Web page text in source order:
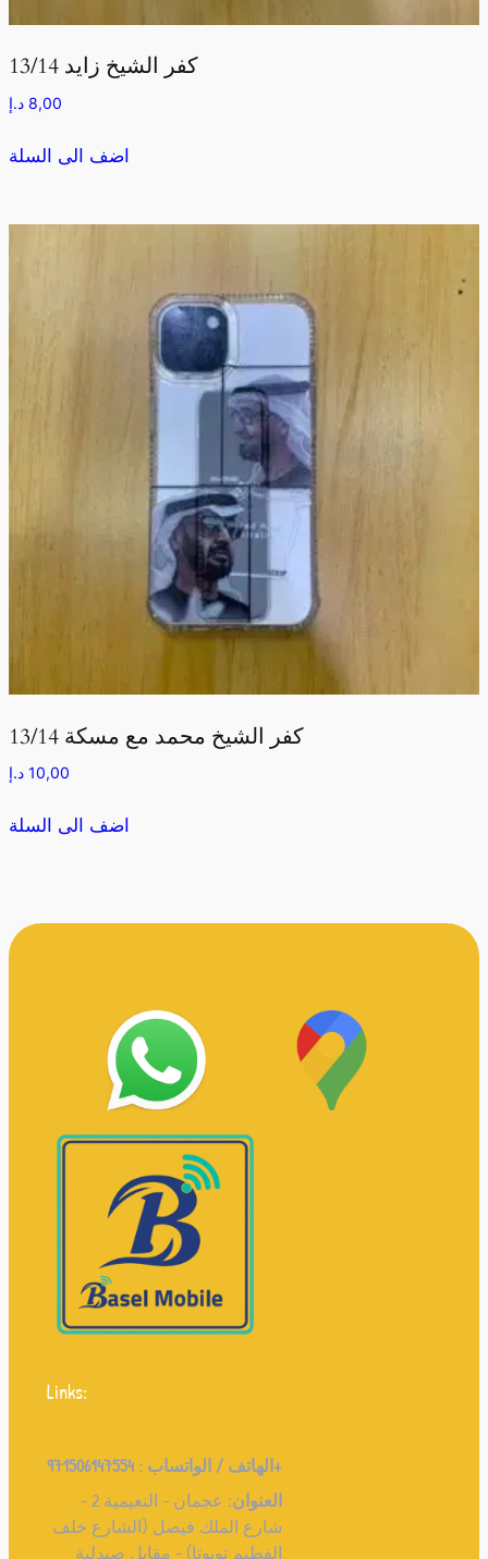
كفر الشيخ زايد 13/14
8,00 د.إ
اضف الى السلة
كفر الشيخ محمد مع مسكة 13/14
10,00 د.إ
اضف الى السلة
Links:
الهاتف / الواتساب :971506147554+
العنوان:
عجمان - النعيمية 2 -
شارع الملك فيصل (الشارع خلف
الفطيم تويوتا) - مقابل صيدلية